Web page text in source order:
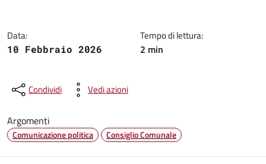
Data:
10 Febbraio 2026
Tempo di lettura:
2 min
Condividi Vedi azioni
Argomenti
Comunicazione politica Consiglio Comunale